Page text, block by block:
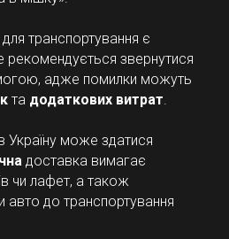
транспортування є
звернутися
адже помилки можуть
та додаткових витрат.
Україну може здатися
доставка вимагає
чи лафет, а також
авто до транспортування